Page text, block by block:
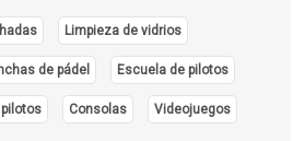
Limpieza de vidrios
de pádel Escuela de pilotos
Consolas Videojuegos